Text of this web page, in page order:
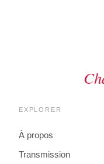
EXPLORER
À propos
Transmission